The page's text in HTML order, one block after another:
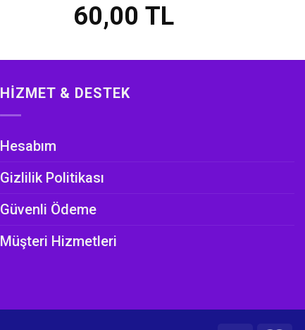
60,00TL
HIZMET & DESTEK
Hesabım
Gizlilik Politikası
Güvenli Ödeme
Müşteri Hizmetleri